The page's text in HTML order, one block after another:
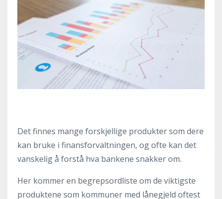
Det finnes mange forskjellige produkter som dere
kan bruke i finansforvaltningen, og ofte kan det
vanskelig å forstå hva bankene snakker om.
Her kommer en begrepsordliste om de viktigste
produktene som kommuner med lånegjeld oftest